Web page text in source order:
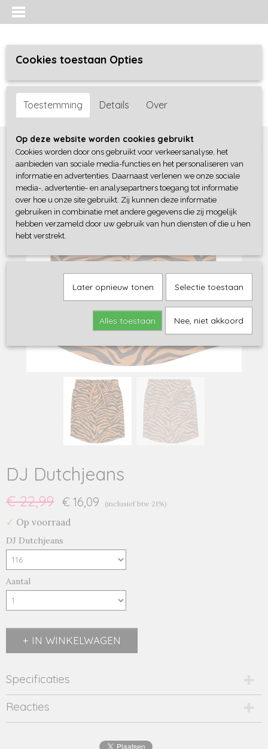
Inloggen Registreren
Home >Meisjes>jurken / rokken/ jumpsuit>DJ Dutchjeans
DJ Dutchjeans
€ 22,99 € 16,09 (inclusief btw 21%)
✓ Op voorraad
DJ Dutchjeans
Aantal
IN WINKELWAGEN
Specificaties
Productcode
42004-12789
Reacties
Cookies toestaan Opties
Toestemming Details Over
Op deze website worden cookies gebruikt
Cookies worden door ons gebruikt voor verkeersanalyse, het
aanbieden van sociale media-functies en het personaliseren van
informatie en advertenties. Daarnaast verlenen we onze sociale
media-, advertentie- en analysepartners toegang tot informatie
over hoe u onze site gebruikt. Zij kunnen deze informatie
gebruiken in combinatie met andere gegevens die zij mogelijk
hebben verzameld door uw gebruik van hun diensten of die u hen
hebt verstrekt.
Later opnieuw tonen Selectie toestaan
Alles toestaan Nee, niet akkoord